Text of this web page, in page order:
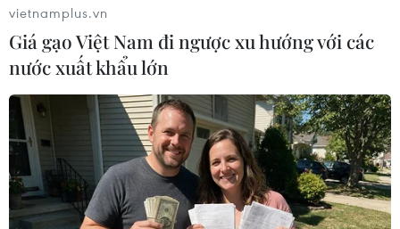
vietnamplus.vn
Giá gạo Việt Nam đi ngược xu hướng với các
nước xuất khẩu lớn